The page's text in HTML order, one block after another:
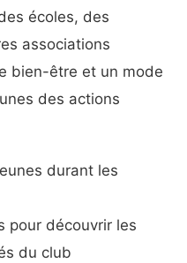
écoles, des
associations
bien-être et un mode
des actions
durant les
pour découvrir les
du club